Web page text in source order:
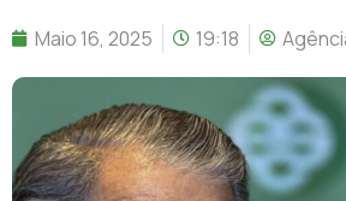
Maio 16, 2025 19:18